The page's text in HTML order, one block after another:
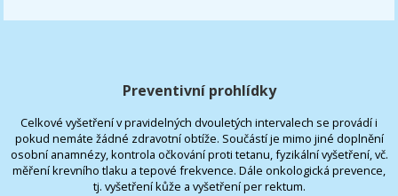
Preventivní prohlídky
Celkové vyšetření v pravidelných dvouletých intervalech se provádí i
pokud nemáte žádné zdravotní obtíže. Součástí je mimo jiné doplnění
osobní anamnézy, kontrola očkování proti tetanu, fyzikální vyšetření, vč.
měření krevního tlaku a tepové frekvence. Dále onkologická prevence,
tj. vyšetření kůže a vyšetření per rektum.